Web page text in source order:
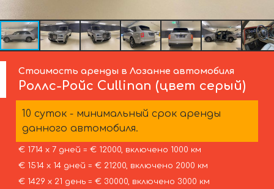
Стоимость аренды в Лозанне автомобиля
Роллс-Ройс Cullinan (цвет серый)
10 суток - минимальный срок аренды
данного автомобиля.
€ 1714 х 7 дней = € 12000, включено 1000 км
€ 1514 х 14 дней = € 21200, включено 2000 км
€ 1429 х 21 день = € 30000, включено 3000 км